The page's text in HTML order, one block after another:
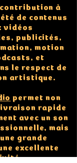
à
de contenus
vidéos
publicités,
motion
et
le respect de
artistique.
permet non
rapide
avec un son
mais
grande
excellente